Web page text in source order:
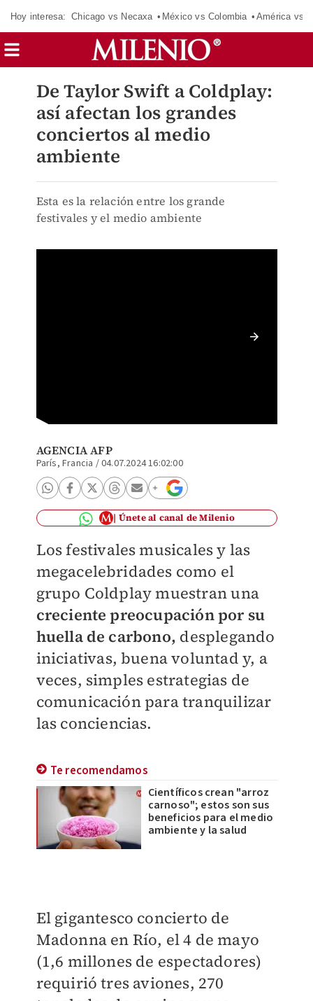
Hoy interesa: Chicago vs Necaxa México vs Colombia América vs
De Taylor Swift a Coldplay:
así afectan los grandes
conciertos al medio
ambiente
Esta es la relación entre los grande
festivales y el medio ambiente
AGENCIA AFP
París, Francia /04.07.2024 16:02:00
Únete al canal de Milenio
Los festivales musicales y las
megacelebridades como el
grupo Coldplay muestran una
creciente preocupación por su
huella de carbono, desplegando
iniciativas, buena voluntad y, a
veces, simples estrategias de
comunicación para tranquilizar
las conciencias.
Te recomendamos
Científicos crean "arroz
carnoso"; estos son sus
beneficios para el medio
ambiente y la salud
El gigantesco concierto de
Madonna en Río, el 4 de mayo
(1,6 millones de espectadores)
requirió tres aviones, 270